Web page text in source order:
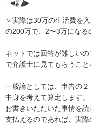
＞実際は30万の生活費を
の200万で、2〜3万になる
ネットでは回答が難しい
で弁護士に見てもらうこと
一般論としては、申告の
中身を考えて算定します。
お書きいただいた事情を
支払えるのであれば、実